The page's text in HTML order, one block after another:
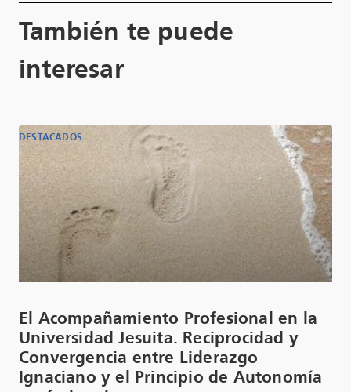
También te puede
interesar
DESTACADOS
El Acompañamiento Profesional en la
Universidad Jesuita. Reciprocidad y
Convergencia entre Liderazgo
Ignaciano y el Principio de Autonomía